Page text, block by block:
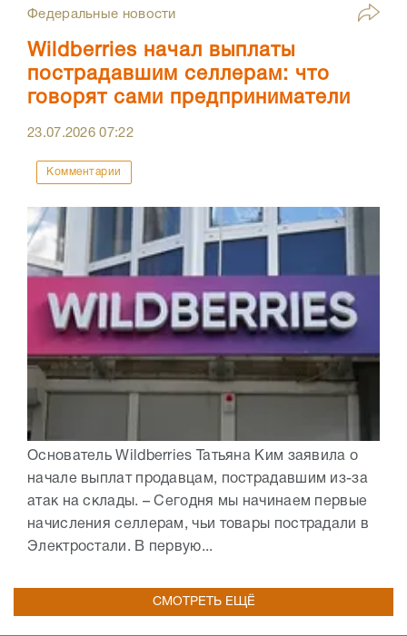
Федеральные новости
Wildberries начал выплаты
пострадавшим селлерам: что
говорят сами предприниматели
23.07.202607:22
Комментарии
Основатель Wildberries Татьяна Ким заявила о
начале выплат продавцам, пострадавшим из-за
атак на склады. – Сегодня мы начинаем первые
начисления селлерам, чьи товары пострадали в
Электростали. В первую...
СМОТРЕТЬ ЕЩЁ